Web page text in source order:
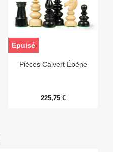
Pièces Calvert Ébène
225,75 €
Epuisé